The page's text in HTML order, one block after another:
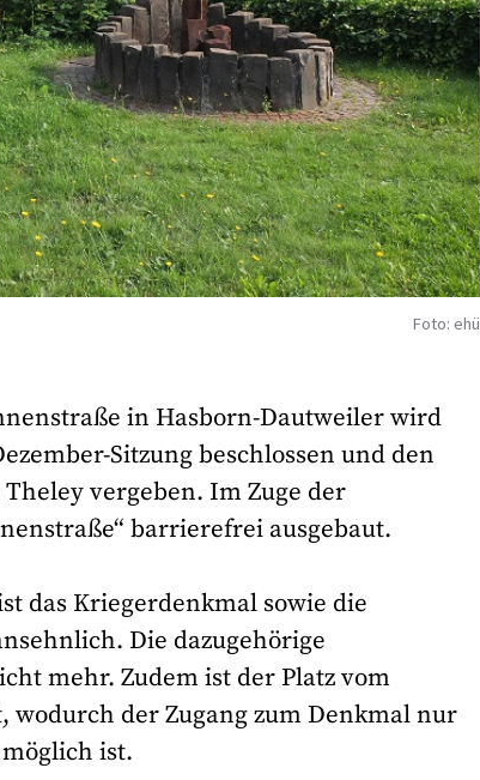
Foto: ehü
in Hasborn-Dautweiler wird
Sitzung beschlossen und den
vergeben. Im Zuge der
barrierefrei ausgebaut.
das Kriegerdenkmal sowie die
Die dazugehörige
mehr. Zudem ist der Platz vom
der Zugang zum Denkmal nur
ist.